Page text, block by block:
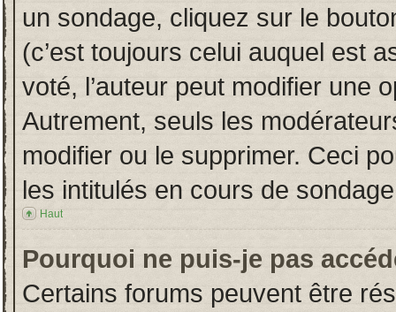
un sondage, cliquez sur le
(c’est toujours celui auquel est
voté, l’auteur peut modifier une
Autrement, seuls les
modifier ou le supprimer. Ceci
les intitulés en cours de
Haut
Pourquoi ne puis-je pas
Certains forums peuvent être